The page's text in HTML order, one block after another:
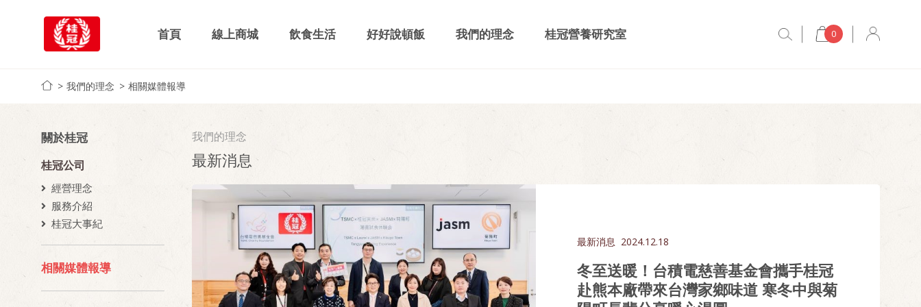
首頁 線上商城 飲食生活 好好說頓飯 我們的理念 桂冠營養研究室 0
我們的理念 相關媒體報導
關於桂冠
桂冠公司
經營理念
服務介紹
桂冠大事紀
相關媒體報導
我們的理念
最新消息
最新消息 2024.12.18
冬至送暖！台積電慈善基金會攜手桂冠
赴熊本廠帶來台灣家鄉味道 寒冬中與菊